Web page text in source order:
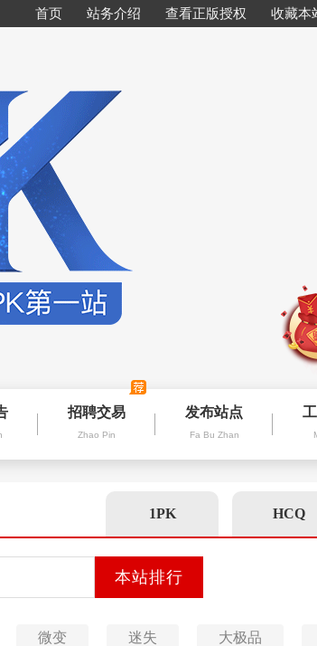
首页 站务介绍 查看正版授权 收藏本
招聘交易
Zhao Pin
发布站点
Fa Bu Zhan
1PK HCQ
微变 迷失 大极品